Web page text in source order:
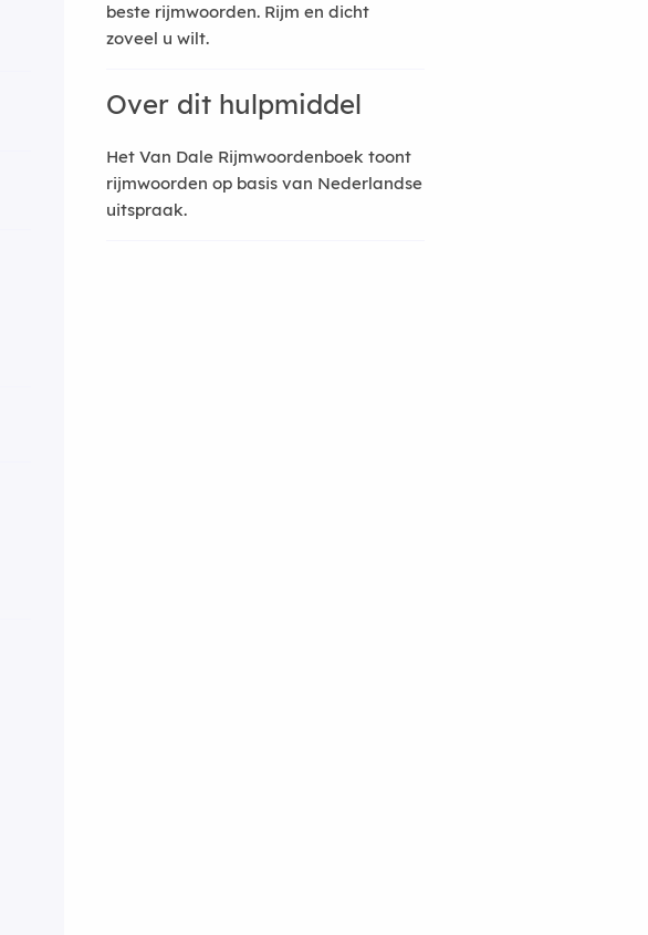
beste rijmwoorden. Rijm en dicht
zoveel u wilt.
Over dit hulpmiddel
Het Van Dale Rijmwoordenboek toont
rijmwoorden op basis van Nederlandse
uitspraak.